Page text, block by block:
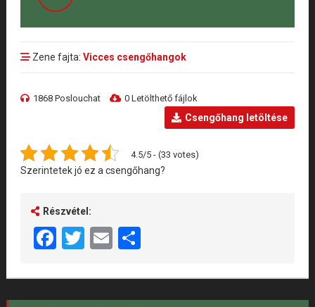
Zene fajta: Vicces csengőhangok
1868 Poslouchat 0 Letölthető fájlok
Csengőhang letöltése
4.5/5 - (33 votes)
Szerintetek jó ez a csengőhang?
Részvétel:
Facebook
Twitter
EmailShare